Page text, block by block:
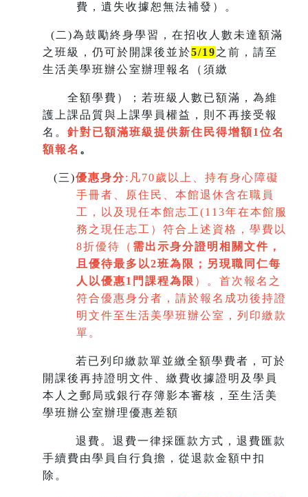
費，遺失收據恕無法補發）。
( 二)為鼓勵終身學習，在招收人數未達額滿
之班級，仍可於開課後並於5/19之前，請至
生活美學班辦公室辦理報名（須繳
全額學費）；若班級人數已額滿，為維
護上課品質與上課學員權益，則不再接受報
名。 針對已額滿班級提供新住民得增額1 位名
額報名 。
(三)優惠身分: 凡70歲以上、持有身心障礙
手冊者、原住民、本館退休含在職員
工，以及現任本館志工(113年在本館服
務之現任志工）符合上述資格，學費以
8折優待（ 需出示身分證明相關文件，
且優待最多以2班為限 ； 另現職同仁每
人以優惠1門課程為限 ）。首次報名之
符合優惠身分者，請於報名成功後持證
明文件至生活美學班辦公室，列印繳款
單。
若已列印繳款單並繳全額學費者，可於
開課後再持證明文件、繳費收據證明及學員
本人之郵局或銀行存簿影本審核，至生活美
學班辦公室辦理優惠差額
退費。退費一律採匯款方式，退費匯款
手續費由學員自行負擔，從退款金額中扣
除。